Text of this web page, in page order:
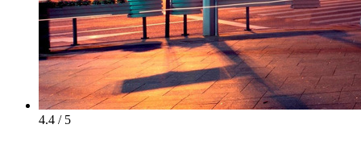
4.4 / 5